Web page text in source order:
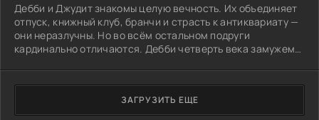
Дебби и Джудит знакомы целую вечность. Их объединяет
отпуск, книжный клуб, бранчи и страсть к антиквариату —
они неразлучны. Но во всём остальном подруги
кардинально отличаются. Дебби четверть века замужем
ЗАГРУЗИТЬ ЕЩЕ